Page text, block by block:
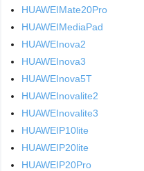
HUAWEIMate20Pro
HUAWEIMediaPad
HUAWEInova2
HUAWEInova3
HUAWEInova5T
HUAWEInovalite2
HUAWEInovalite3
HUAWEIP10lite
HUAWEIP20lite
HUAWEIP20Pro